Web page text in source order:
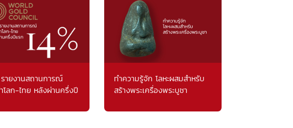
รายงานสถานการณ์
โลก-ไทย หลังผ่านครึ่งปี
ทำความรู้จัก โลหะผสมสำหรับ
สร้างพระเครื่องพระบูชา